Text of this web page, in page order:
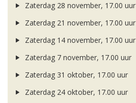
Zaterdag 28 november, 17.00 uur
Zaterdag 21 november, 17.00 uur
Zaterdag 14 november, 17.00 uur
Zaterdag 7 november, 17.00 uur
Zaterdag 31 oktober, 17.00 uur
Zaterdag 24 oktober, 17.00 uur